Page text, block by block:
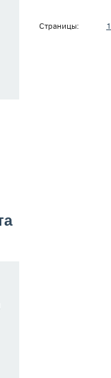
Страницы: 1